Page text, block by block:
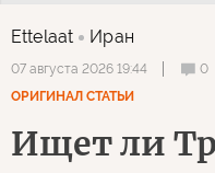
Ettelaat Иран
07 августа 2026 19:44 0
ОРИГИНАЛ СТАТЬИ
Ищет ли